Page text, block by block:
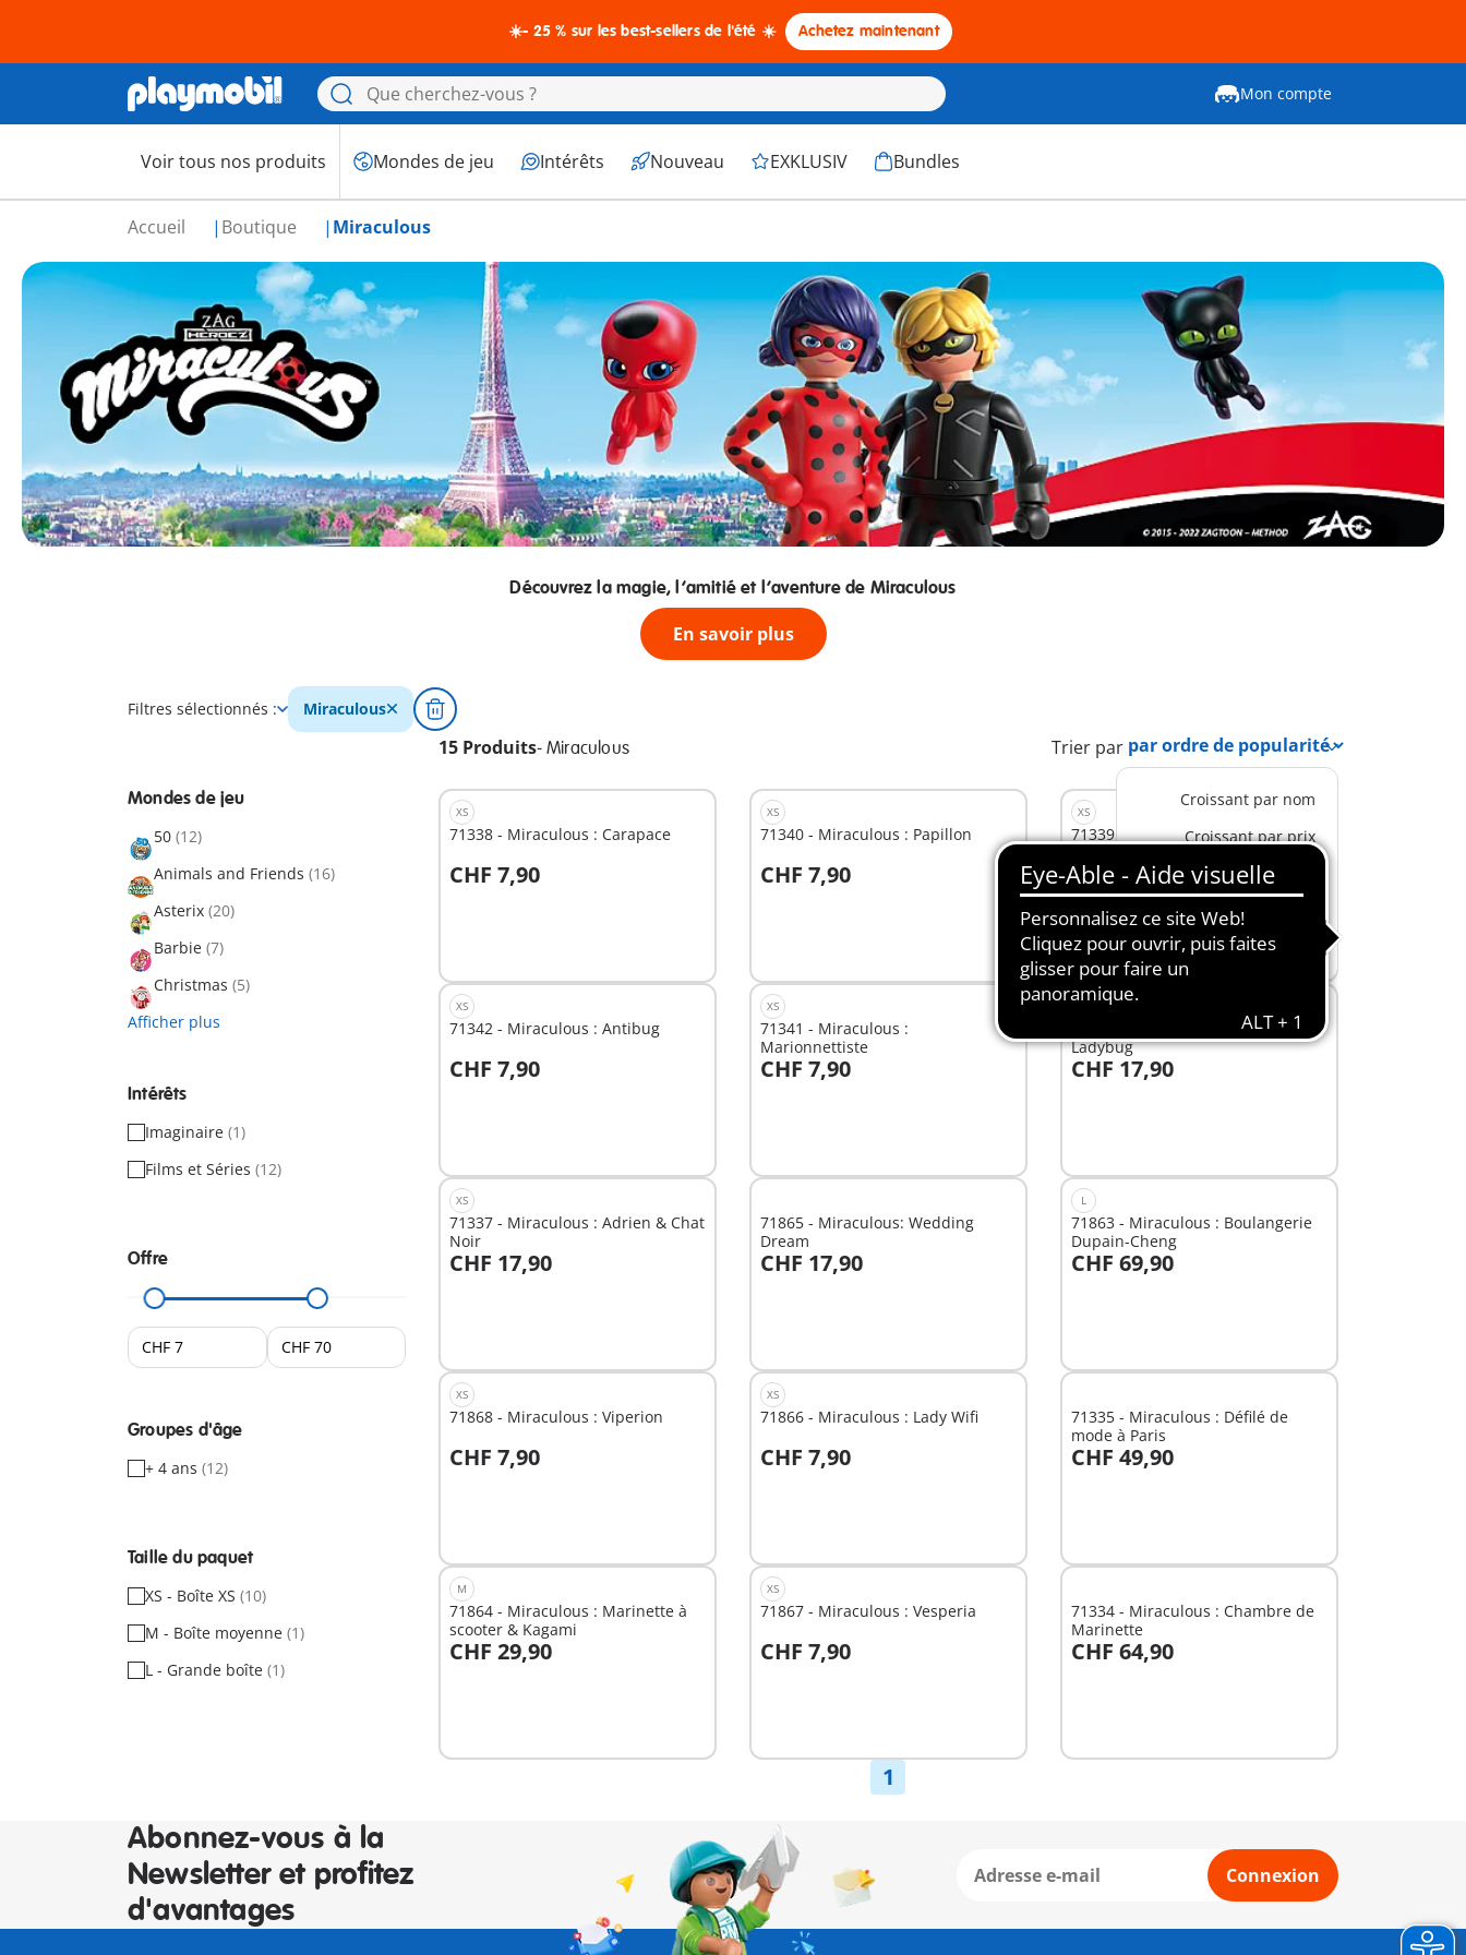
☀️- 25 % sur les best-sellers de l'été ☀️ Achetez maintenant
Mon compte
Voir tous nos produits Mondes de jeu Intérêts Nouveau EXKLUSIV Bundles
Accueil Boutique Miraculous
Découvrez la magie, l’amitié et l’aventure de Miraculous
En savoir plus
Filtres sélectionnés : Miraculous
15 Produits- Miraculous Trier par
Croissant par nom
Croissant par prix
Décroissant par prix
par ordre de popularité
Plus récent en premier
Mondes de jeu
50 (12)
Animals and Friends (16)
Asterix (20)
Barbie (7)
Christmas (5)
Afficher plus
Intérêts
Imaginaire (1)
Films et Séries (12)
Offre
Groupes d'âge
+ 4 ans (12)
Taille du paquet
XS - Boîte XS (10)
M - Boîte moyenne (1)
L - Grande boîte (1)
XS
71338 - Miraculous : Carapace
CHF 7,90
Au panier
XS
71340 - Miraculous : Papillon
CHF 7,90
Au panier
XS
71339 - Miraculous : Rena Rouge
CHF 7,90
Au panier
XS
71342 - Miraculous : Antibug
CHF 7,90
Au panier
XS
71341 - Miraculous :
Marionnettiste
CHF 7,90
Au panier
XS
71336 - Miraculous : Marinette &
Ladybug
CHF 17,90
Au panier
XS
71337 - Miraculous : Adrien & Chat
Noir
CHF 17,90
Au panier
71865 - Miraculous: Wedding
Dream
CHF 17,90
Au panier
L
71863 - Miraculous : Boulangerie
Dupain-Cheng
CHF 69,90
Au panier
XS
71868 - Miraculous : Viperion
CHF 7,90
Au panier
XS
71866 - Miraculous : Lady Wifi
CHF 7,90
Au panier
71335 - Miraculous : Défilé de
mode à Paris
CHF 49,90
Au panier
M
71864 - Miraculous : Marinette à
scooter & Kagami
CHF 29,90
Au panier
XS
71867 - Miraculous : Vesperia
CHF 7,90
Au panier
71334 - Miraculous : Chambre de
Marinette
CHF 64,90
Au panier
1
Abonnez-vous à la
Newsletter et profitez
d'avantages
Connexion